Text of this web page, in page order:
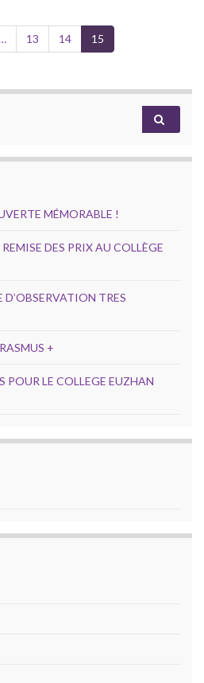
13 14 15
MÉMORABLE !
DES PRIX AU COLLÈGE
D’OBSERVATION TRES
+
POUR LE COLLEGE EUZHAN